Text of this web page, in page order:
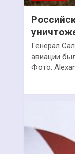
Генерал
авиации
Фото: